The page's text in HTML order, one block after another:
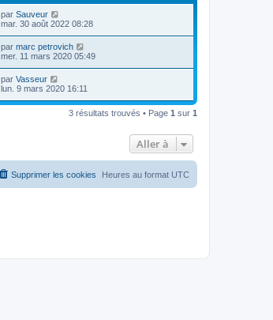
par Sauveur
mar. 30 août 2022 08:28
par marc petrovich
mer. 11 mars 2020 05:49
par Vasseur
lun. 9 mars 2020 16:11
3 résultats trouvés • Page 1 sur 1
Aller à
Heures au format UTC
Supprimer les cookies